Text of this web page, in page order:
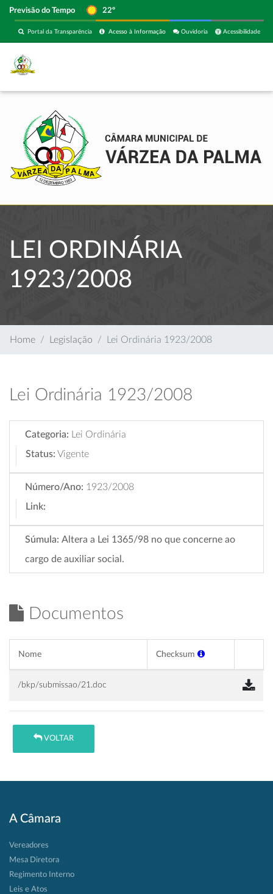
Previsão do Tempo 22º
Acessibilidade
Ouvidoria
Acesso à Informação
Portal da Transparência
LEI ORDINÁRIA
1923/2008
Home Legislação Lei Ordinária 1923/2008
Lei Ordinária 1923/2008
Categoria:
Lei Ordinária
Status: Vigente
Número/Ano: 1923/2008
Link:
Súmula: Altera a Lei 1365/98 no que concerne ao
cargo de auxiliar social.
Documentos
Nome Checksum
/bkp/submissao/21.doc
VOLTAR
A Câmara
Vereadores
Mesa Diretora
Regimento Interno
Leis e Atos